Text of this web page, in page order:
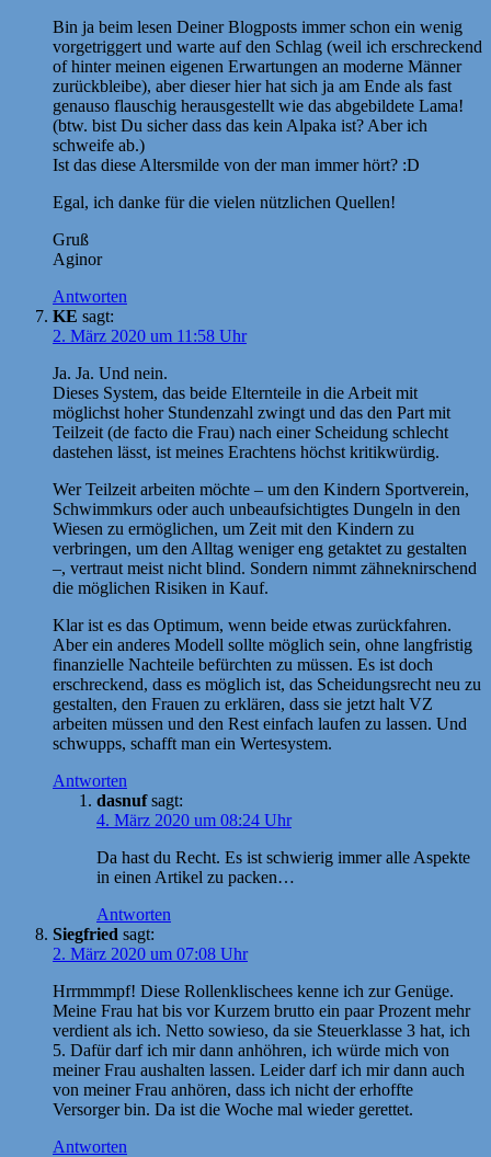
Bin ja beim lesen Deiner Blogposts immer schon ein wenig
vorgetriggert und warte auf den Schlag (weil ich erschreckend
of hinter meinen eigenen Erwartungen an moderne Männer
zurückbleibe), aber dieser hier hat sich ja am Ende als fast
genauso flauschig herausgestellt wie das abgebildete Lama!
(btw. bist Du sicher dass das kein Alpaka ist? Aber ich
schweife ab.)
Ist das diese Altersmilde von der man immer hört? :D
Egal, ich danke für die vielen nützlichen Quellen!
Gruß
Aginor
Antworten
KE sagt:
2. März 2020 um 11:58 Uhr
Ja. Ja. Und nein.
Dieses System, das beide Elternteile in die Arbeit mit
möglichst hoher Stundenzahl zwingt und das den Part mit
Teilzeit (de facto die Frau) nach einer Scheidung schlecht
dastehen lässt, ist meines Erachtens höchst kritikwürdig.
Wer Teilzeit arbeiten möchte – um den Kindern Sportverein,
Schwimmkurs oder auch unbeaufsichtigtes Dungeln in den
Wiesen zu ermöglichen, um Zeit mit den Kindern zu
verbringen, um den Alltag weniger eng getaktet zu gestalten
–, vertraut meist nicht blind. Sondern nimmt zähneknirschend
die möglichen Risiken in Kauf.
Klar ist es das Optimum, wenn beide etwas zurückfahren.
Aber ein anderes Modell sollte möglich sein, ohne langfristig
finanzielle Nachteile befürchten zu müssen. Es ist doch
erschreckend, dass es möglich ist, das Scheidungsrecht neu zu
gestalten, den Frauen zu erklären, dass sie jetzt halt VZ
arbeiten müssen und den Rest einfach laufen zu lassen. Und
schwupps, schafft man ein Wertesystem.
Antworten
dasnuf sagt:
4. März 2020 um 08:24 Uhr
Da hast du Recht. Es ist schwierig immer alle Aspekte
in einen Artikel zu packen…
Antworten
Siegfried sagt:
2. März 2020 um 07:08 Uhr
Hrrmmmpf! Diese Rollenklischees kenne ich zur Genüge.
Meine Frau hat bis vor Kurzem brutto ein paar Prozent mehr
verdient als ich. Netto sowieso, da sie Steuerklasse 3 hat, ich
5. Dafür darf ich mir dann anhöhren, ich würde mich von
meiner Frau aushalten lassen. Leider darf ich mir dann auch
von meiner Frau anhören, dass ich nicht der erhoffte
Versorger bin. Da ist die Woche mal wieder gerettet.
Antworten